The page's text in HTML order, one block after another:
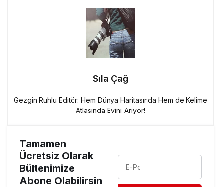
Sıla Çağ
Gezgin Ruhlu Editör: Hem Dünya Haritasında Hem de Kelime
Atlasında Evini Arıyor!
Tamamen
Ücretsiz Olarak
Bültenimize
Abone Olabilirsin